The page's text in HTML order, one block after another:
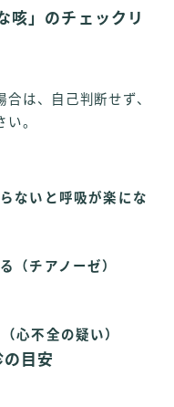
咳」のチェックリ
は、自己判断せず、
。
ないと呼吸が楽にな
（チアノーゼ）
心不全の疑い）
目安